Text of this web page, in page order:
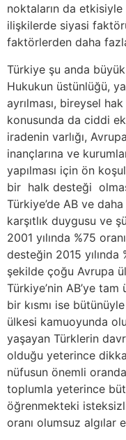
noktaların da etkisiyle
ilişkilerde siyasi
faktörlerden daha
Türkiye şu anda
Hukukun üstünlüğü,
ayrılması, bireysel
konusunda da ciddi
iradenin varlığı,
inançlarına ve
yapılması için ön
bir halk desteği
Türkiye’de AB ve
karşıtlık duygusu ve
2001 yılında %75
desteğin 2015 yılında
şekilde çoğu Avrupa
Türkiye’nin AB’ye
bir kısmı ise
ülkesi kamuoyunda
yaşayan Türklerin
olduğu yeterince
nüfusun önemli
toplumla yeterince
öğrenmekteki
oranı olumsuz algılar